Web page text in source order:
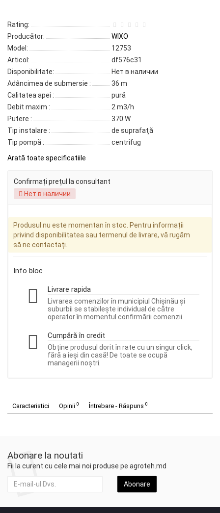
Rating:
Producător:
WIXO
Model:
12753
Articol:
df576c31
Disponibilitate:
Нет в наличии
Adâncimea de submersie :
36 m
Calitatea apei :
pură
Debit maxim :
2 m3/h
Putere :
370 W
Tip instalare :
de suprafaţă
Tip pompă :
centrifug
Arată toate specificatiile
Confirmați prețul la consultant
Нет в наличии
Produsul nu este momentan în stoc. Pentru informații
privind disponibilitatea sau termenul de livrare, vă rugăm
să ne contactați.
Info bloc
Livrare rapida
Livrarea comenzilor în municipiul Chișinău și
suburbii se stabilește individual de către
operator în momentul confirmării comenzii.
Cumpără în credit
Obține produsul dorit în rate cu un singur click,
fără a ieși din casă! De toate se ocupă
managerii noștri.
Caracteristici Opinii 0 Întrebare - Răspuns 0
Abonare la noutati
Fii la curent cu cele mai noi produse pe agroteh.md
Abonare